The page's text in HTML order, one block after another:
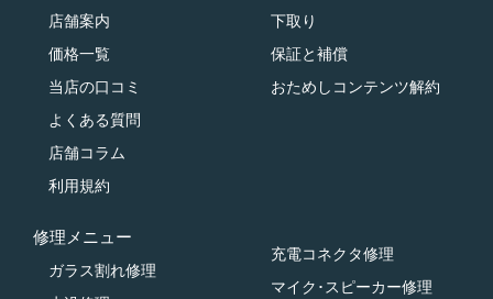
店舗案内
価格一覧
当店の口コミ
よくある質問
店舗コラム
利用規約
下取り
保証と補償
おためしコンテンツ解約
修理メニュー
ガラス割れ修理
充電コネクタ修理
マイク･スピーカー修理